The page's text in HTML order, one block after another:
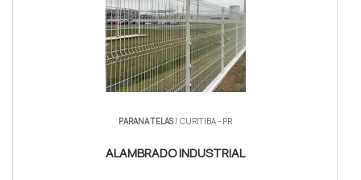
PARANA TELAS/ CURITIBA - PR
ALAMBRADO INDUSTRIAL